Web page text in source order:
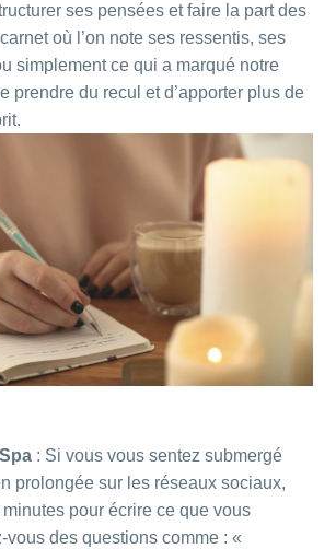
ses pensées et faire la part des
où l’on note ses ressentis, ses
simplement ce qui a marqué notre
prendre du recul et d’apporter plus de
: Si vous vous sentez submergé
prolongée sur les réseaux sociaux,
pour écrire ce que vous
vous des questions comme : «